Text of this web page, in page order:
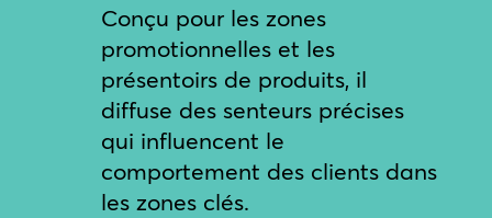
Conçu pour les zones
promotionnelles et les
présentoirs de produits, il
diffuse des senteurs précises
qui influencent le
comportement des clients dans
les zones clés.